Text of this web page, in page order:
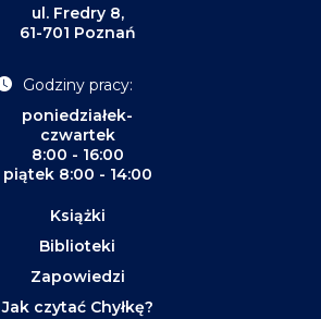
ul. Fredry 8,
61-701 Poznań
Godziny pracy:
poniedziałek-
czwartek
8:00 - 16:00
piątek 8:00 - 14:00
Książki
Biblioteki
Zapowiedzi
Jak czytać Chyłkę?